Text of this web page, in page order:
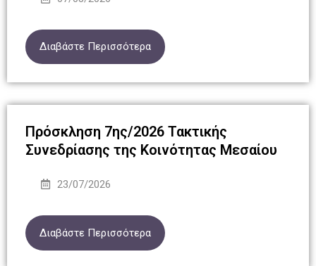
Διαβάστε Περισσότερα
Πρόσκληση 7ης/2026 Τακτικής
Συνεδρίασης της Κοινότητας Μεσαίου
23/07/2026
Διαβάστε Περισσότερα